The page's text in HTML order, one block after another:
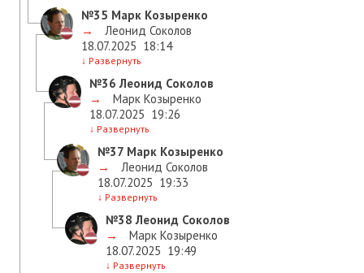
№35 Марк Козыренко
→
Леонид Соколов
18.07.2025 18:14
↓ Развернуть
№36 Леонид Соколов
→
Марк Козыренко
18.07.2025 19:26
↓ Развернуть
№37 Марк Козыренко
→
Леонид Соколов
18.07.2025 19:33
↓ Развернуть
№38 Леонид Соколов
→
Марк Козыренко
18.07.2025 19:49
↓ Развернуть